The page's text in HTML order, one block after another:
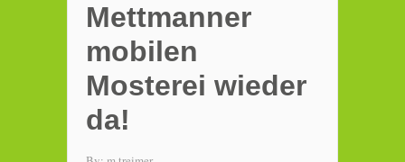
Mettmanner
mobilen
Mosterei wieder
da!